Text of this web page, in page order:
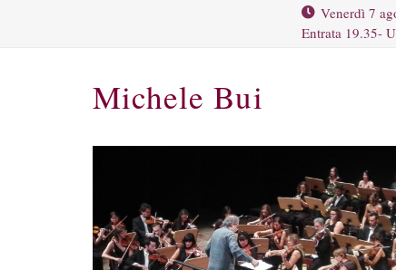
Venerdì 7
Entrata 19.35-
Michele Bui